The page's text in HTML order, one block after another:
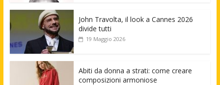
John Travolta, il look a Cannes 2026
divide tutti
19 Maggio 2026
Abiti da donna a strati: come creare
composizioni armoniose